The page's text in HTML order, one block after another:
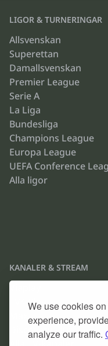
We use cookies
experience,
analyze our traffic.
LIGOR & TURNERINGAR
Allsvenskan
Superettan
Damallsvenskan
Premier League
Serie A
La Liga
Bundesliga
Champions League
Europa League
UEFA Conference
Alla ligor
KANALER & STREAM
TV4 Play
Discovery Plus